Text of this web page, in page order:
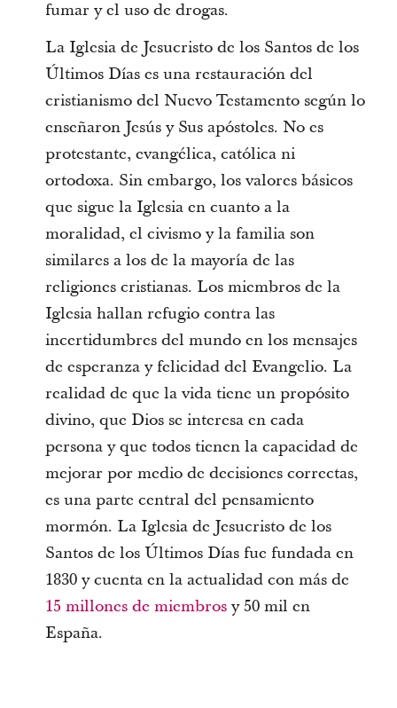
fumar y el uso de drogas.
La Iglesia de Jesucristo de los Santos de los
Últimos Días es una restauración del
cristianismo del Nuevo Testamento según lo
enseñaron Jesús y Sus apóstoles. No es
protestante, evangélica, católica ni
ortodoxa. Sin embargo, los valores básicos
que sigue la Iglesia en cuanto a la
moralidad, el civismo y la familia son
similares a los de la mayoría de las
religiones cristianas. Los miembros de la
Iglesia hallan refugio contra las
incertidumbres del mundo en los mensajes
de esperanza y felicidad del Evangelio. La
realidad de que la vida tiene un propósito
divino, que Dios se interesa en cada
persona y que todos tienen la capacidad de
mejorar por medio de decisiones correctas,
es una parte central del pensamiento
mormón. La Iglesia de Jesucristo de los
Santos de los Últimos Días fue fundada en
1830 y cuenta en la actualidad con más de
15 millones de miembrosy 50 mil en
España.